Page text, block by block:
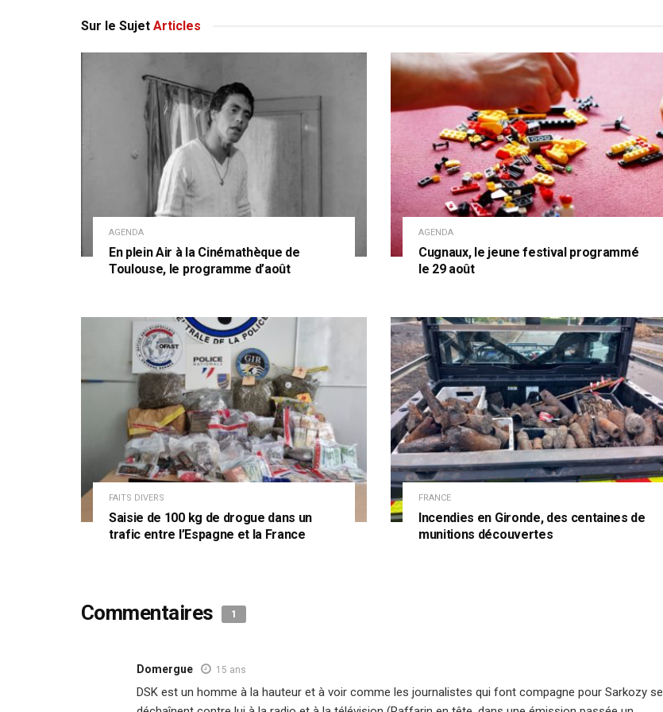
Sur le Sujet Articles
AGENDA
En plein Air à la Cinémathèque de
Toulouse, le programme d’août
AGENDA
Cugnaux, le jeune festival programmé
le 29 août
FAITS DIVERS
Saisie de 100 kg de drogue dans un
trafic entre l’Espagne et la France
FRANCE
Incendies en Gironde, des centaines de
munitions découvertes
Commentaires 1
Domergue 15 ans
DSK est un homme à la hauteur et à voir comme les journalistes qui font compagne pour Sarkozy se